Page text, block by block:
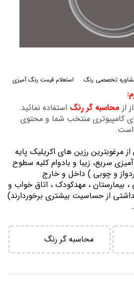
ابتدای
گالری
استعلام قیمت رنگ آمیزی تخصصی رنگ
از محاسبه گر رنگ استفاده نمائید.
کامپیوتری منتخب شما و محتوی
است.
مرغوبترين رزين هاي اكريليك پايه
سریع، زیبا و بادوام کلیه سطوح
و چوبی ) داخل و خارج
، بيمارستان ، مهدكودك ، اتاق خواب و
از حساسيت بيشتري برخوردارند)
محاسبه گر رنگ